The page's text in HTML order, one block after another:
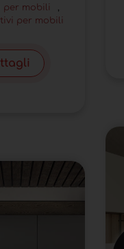
per mobili
,
per mobili